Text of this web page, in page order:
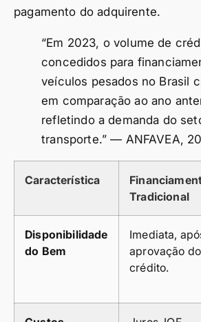
pagamento do adquirente.
“Em 2023, o volume de
concedidos para
veículos pesados no Brasil
em comparação ao ano
refletindo a demanda do
transporte.” — ANFAVEA,
Característica
Tradicional
Disponibilidade
do Bem
Imediata,
aprovação do
crédito.